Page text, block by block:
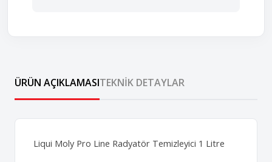
ÜRÜN AÇIKLAMASITEKNIK DETAYLAR
Liqui Moly Pro Line Radyatör Temizleyici 1 Litre